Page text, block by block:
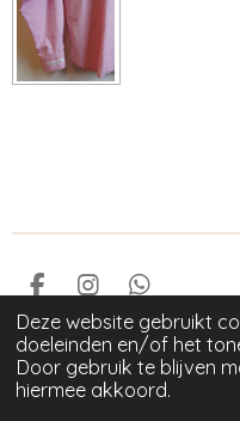
Deze website gebruikt
doeleinden en/of het
Door gebruik te blijven
hiermee akkoord.
F
a
c
e
b
I
n
s
t
a
W
h
a
t
s
© 2023 GOED als nieuw
Powered by JouwWeb